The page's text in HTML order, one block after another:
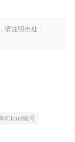
请注明出处：
iCloud账号